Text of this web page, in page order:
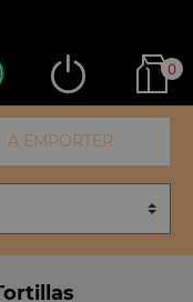
0
A EMPORTER